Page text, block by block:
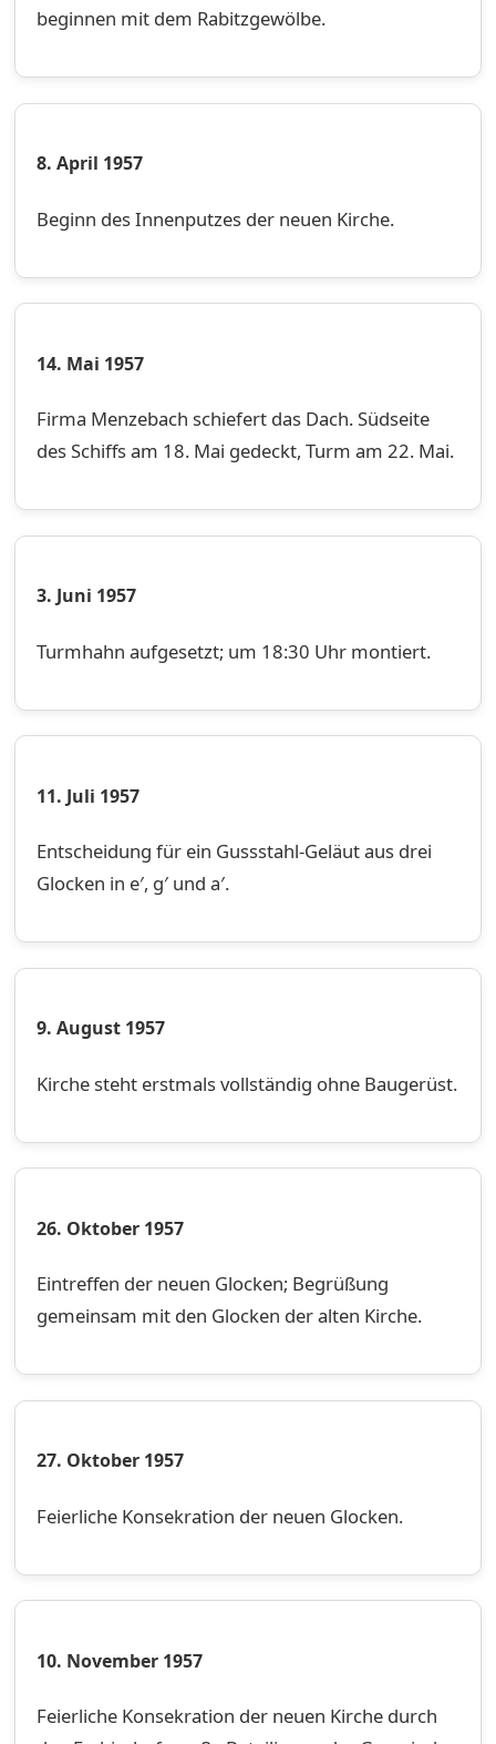
beginnen mit dem Rabitzgewölbe.
8. April 1957
Beginn des Innenputzes der neuen Kirche.
14. Mai 1957
Firma Menzebach schiefert das Dach. Südseite
des Schiffs am 18. Mai gedeckt, Turm am 22. Mai.
3. Juni 1957
Turmhahn aufgesetzt; um 18:30 Uhr montiert.
11. Juli 1957
Entscheidung für ein Gussstahl-Geläut aus drei
Glocken in e′, g′ und a′.
9. August 1957
Kirche steht erstmals vollständig ohne Baugerüst.
26. Oktober 1957
Eintreffen der neuen Glocken; Begrüßung
gemeinsam mit den Glocken der alten Kirche.
27. Oktober 1957
Feierliche Konsekration der neuen Glocken.
10. November 1957
Feierliche Konsekration der neuen Kirche durch